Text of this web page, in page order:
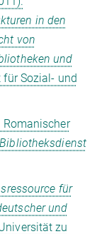
in den
von
und
für Sozial- und
Romanischer
Bibliotheksdienst
für
und
zu